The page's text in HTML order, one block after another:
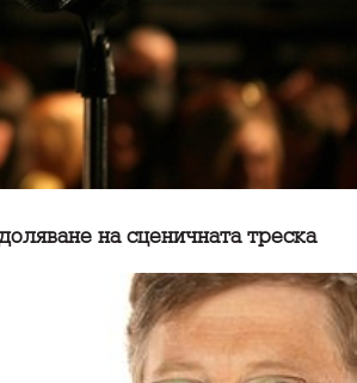
на сценичната треска